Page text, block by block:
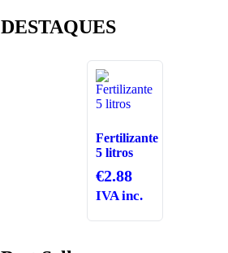
DESTAQUES
Fertilizante
5 litros
€2.88
IVA inc.